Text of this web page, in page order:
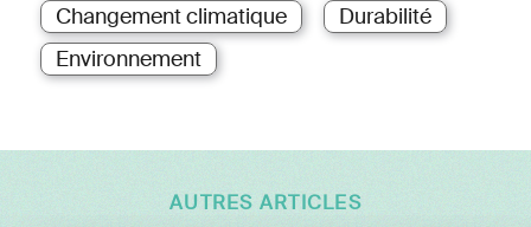
Changement climatique
Durabilité
Environnement
AUTRES ARTICLES